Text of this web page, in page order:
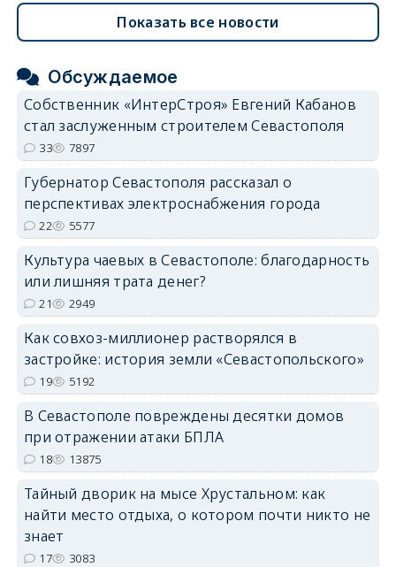
Показать все новости
Обсуждаемое
Собственник «ИнтерСтроя» Евгений Кабанов
стал заслуженным строителем Севастополя
33 7897
Губернатор Севастополя рассказал о
перспективах электроснабжения города
22 5577
Культура чаевых в Севастополе: благодарность
или лишняя трата денег?
21 2949
Как совхоз-миллионер растворялся в
застройке: история земли «Севастопольского»
19 5192
В Севастополе повреждены десятки домов
при отражении атаки БПЛА
18 13875
Тайный дворик на мысе Хрустальном: как
найти место отдыха, о котором почти никто не
знает
17 3083